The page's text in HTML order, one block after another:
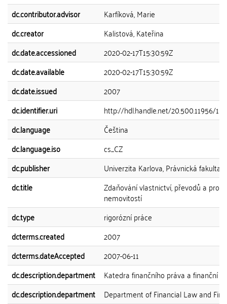
dc.contributor.advisor
Karfíková, Marie
dc.creator
Kalistová, Kateřina
dc.date.accessioned
2020-02-17T15:30:59Z
dc.date.available
2020-02-17T15:30:59Z
dc.date.issued
2007
dc.identifier.uri
http://hdl.handle.net/20.500.11956/
dc.language
Čeština
dc.language.iso
cs_CZ
dc.publisher
Univerzita Karlova, Právnická fakulta
dc.title
Zdaňování vlastnictví, převodů a
nemovitostí
dc.type
rigorózní práce
dcterms.created
2007
dcterms.dateAccepted
2007-06-11
dc.description.department
Katedra finančního práva a finanční
dc.description.department
Department of Financial Law and